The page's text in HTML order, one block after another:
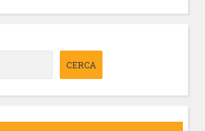
CERCA